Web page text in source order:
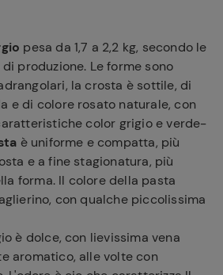
pesa da 1,7 a 2,2 kg, secondo le
produzione. Le forme sono
la crosta è sottile, di
e di colore rosato naturale, con
color grigio e verde-
è uniforme e compatta, più
e a fine stagionatura, più
forma. Il colore della pasta
con qualche piccolissima
è dolce, con lievissima vena
aromatico, alle volte con